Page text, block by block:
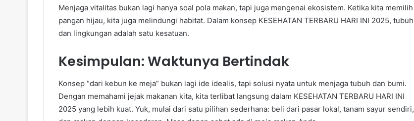
Menjaga vitalitas bukan lagi hanya soal pola makan, tapi juga mengenai ekosistem. Ketika kita memilih
pangan hijau, kita juga melindungi habitat. Dalam konsep KESEHATAN TERBARU HARI INI 2025, tubuh
dan lingkungan adalah satu kesatuan.
Kesimpulan: Waktunya Bertindak
Konsep “dari kebun ke meja” bukan lagi ide idealis, tapi solusi nyata untuk menjaga tubuh dan bumi.
Dengan memahami jejak makanan kita, kita terlibat langsung dalam KESEHATAN TERBARU HARI INI
2025 yang lebih kuat. Yuk, mulai dari satu pilihan sederhana: beli dari pasar lokal, tanam sayur sendiri,